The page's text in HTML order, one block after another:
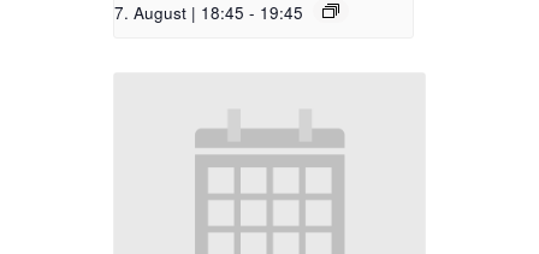
7. August | 18:45 - 19:45